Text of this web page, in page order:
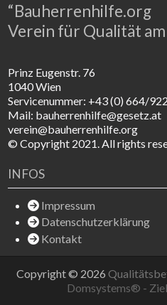
“Bauherrenhilfe.org
Verein für Qualität am
Prinz Eugenstr. 76
1040 Wien
Servicenummer: +43 (0) 664/
Mail: bauherrenhilfe@gesetz.at
verein@bauherrenhilfe.org
© Copyright 2021. All rights
INFOS
Impressum
Datenschutzerklärung
Kontakt
Copyright © 2026
Domsystems® -